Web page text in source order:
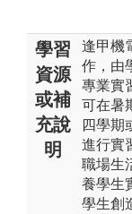
學習
資源
或補
充說
明
逢甲機
作，由
專業實
可在暑
四學期
進行實
職場生
養學生
學生創